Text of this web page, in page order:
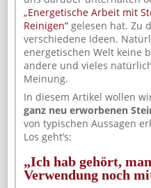
„Energetische Arbeit mit
Reinigen“gelesen hat. Zu
verschiedene Ideen.
energetischen Welt keine
andere und vieles
Meinung.
In diesem Artikel wollen
ganz neu erworbenen
von typischen Aussagen
Los geht’s:
„Ich hab gehört,
Verwendung noch